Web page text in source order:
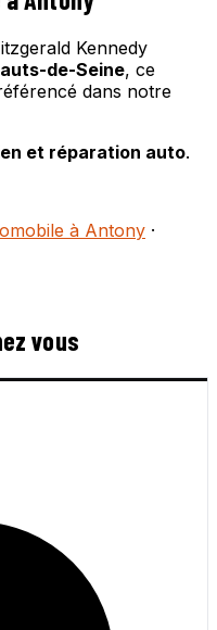
Kennedy
de-Seine, ce
dans notre
et réparation auto.
à Antony ·
vous